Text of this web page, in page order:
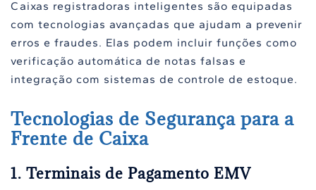
Caixas registradoras inteligentes são equipadas
com tecnologias avançadas que ajudam a prevenir
erros e fraudes. Elas podem incluir funções como
verificação automática de notas falsas e
integração com sistemas de controle de estoque.
Tecnologias de Segurança para a
Frente de Caixa
1. Terminais de Pagamento EMV